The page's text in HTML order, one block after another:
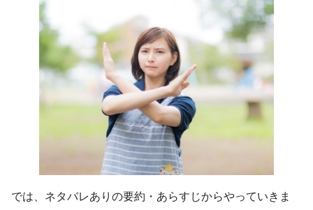
では、ネタバレありの要約・あらすじからやっていきま